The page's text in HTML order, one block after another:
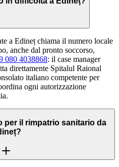
a Edineț chiama il numero locale
anche dal pronto soccorso,
080 4038868: il case manager
direttamente Spitalul Raional
italiano competente per
ogni autorizzazione
per il rimpatrio sanitario da